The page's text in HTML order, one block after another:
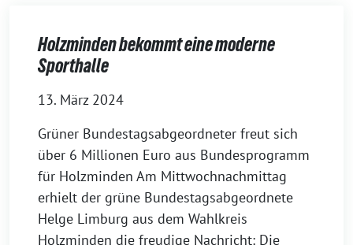
Holzminden bekommt eine moderne
Sporthalle
13. März 2024
Grüner Bundestagsabgeordneter freut sich
über 6 Millionen Euro aus Bundesprogramm
für Holzminden Am Mittwochnachmittag
erhielt der grüne Bundestagsabgeordnete
Helge Limburg aus dem Wahlkreis
Holzminden die freudige Nachricht: Die